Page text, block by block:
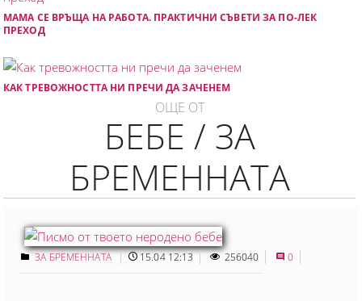
МАМА СЕ ВРЪЩА НА РАБОТА. ПРАКТИЧНИ СЪВЕТИ ЗА ПО-ЛЕК
ПРЕХОД
КАК ТРЕВОЖНОСТТА НИ ПРЕЧИ ДА ЗАЧЕНЕМ
ОЩЕ ОТ
БЕБЕ / ЗА
БРЕМЕННАТА
ЗА БРЕМЕННАТА 15.04 12:13 256040 0